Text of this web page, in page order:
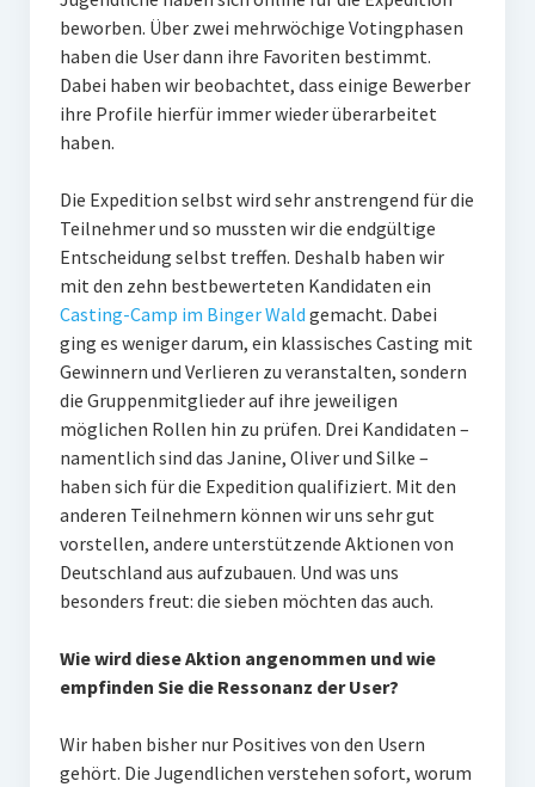
beworben. Über zwei mehrwöchige Votingphasen
haben die User dann ihre Favoriten bestimmt.
Dabei haben wir beobachtet, dass einige Bewerber
ihre Profile hierfür immer wieder überarbeitet
haben.
Die Expedition selbst wird sehr anstrengend für die
Teilnehmer und so mussten wir die endgültige
Entscheidung selbst treffen. Deshalb haben wir
mit den zehn bestbewerteten Kandidaten ein
Casting-Camp im Binger Wald gemacht. Dabei
ging es weniger darum, ein klassisches Casting mit
Gewinnern und Verlieren zu veranstalten, sondern
die Gruppenmitglieder auf ihre jeweiligen
möglichen Rollen hin zu prüfen. Drei Kandidaten –
namentlich sind das Janine, Oliver und Silke –
haben sich für die Expedition qualifiziert. Mit den
anderen Teilnehmern können wir uns sehr gut
vorstellen, andere unterstützende Aktionen von
Deutschland aus aufzubauen. Und was uns
besonders freut: die sieben möchten das auch.
Wie wird diese Aktion angenommen und wie
empfinden Sie die Ressonanz der User?
Wir haben bisher nur Positives von den Usern
gehört. Die Jugendlichen verstehen sofort, worum